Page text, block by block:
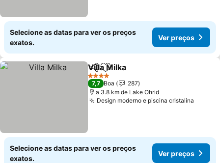
Selecione as datas para ver os preços
exatos.
Ver preços
PartilharAdicionar aos favoritos
Villa Milka
4 Estrelas
7,7 Boa
287
a 3.8 km de Lake Ohrid
Design moderno e piscina cristalina
Selecione as datas para ver os preços
exatos.
Ver preços